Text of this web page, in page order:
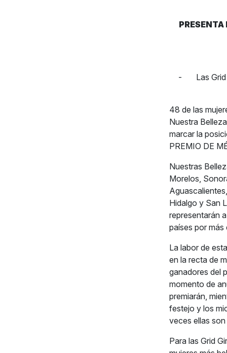
PRESENTA
- Las Grid
48 de las
Nuestra
marcar la
PREMIO DE
Nuestras
Morelos,
Hidalgo y San
representarán
países por más
La labor de
en la recta de
ganadores del
momento de
premiarán,
festejo y los
veces ellas
Para las Grid